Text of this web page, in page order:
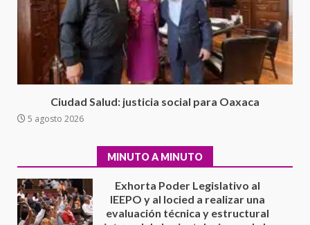
Ciudad Salud: justicia social para Oaxaca
5 agosto 2026
MINUTO A MINUTO
Avanza con orden y tranquilidad
el proceso electoral
extraordinario de Santiago
Xanica: Jesús Romero
7 agosto 2026
Exhorta Poder Legislativo al
IEEPO y al Iocied a realizar una
Escuela Secundaria General
Moisés Sáenz Garza
5 agosto 2026
Ciudad Salud: justicia social para
Oaxaca